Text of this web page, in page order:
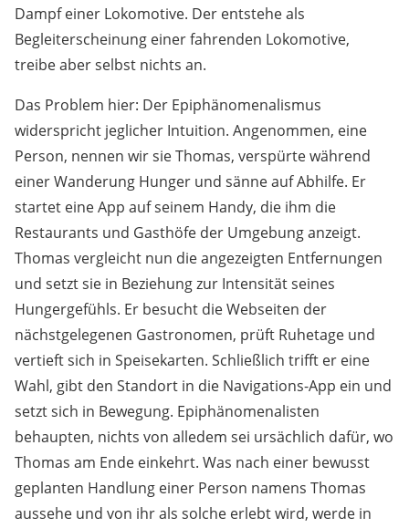
Dampf einer Lokomotive. Der entstehe als
Begleiterscheinung einer fahrenden Lokomotive,
treibe aber selbst nichts an.
Das Problem hier: Der Epiphänomenalismus
widerspricht jeglicher Intuition. Angenommen, eine
Person, nennen wir sie Thomas, verspürte während
einer Wanderung Hunger und sänne auf Abhilfe. Er
startet eine App auf seinem Handy, die ihm die
Restaurants und Gasthöfe der Umgebung anzeigt.
Thomas vergleicht nun die angezeigten Entfernungen
und setzt sie in Beziehung zur Intensität seines
Hungergefühls. Er besucht die Webseiten der
nächstgelegenen Gastronomen, prüft Ruhetage und
vertieft sich in Speisekarten. Schließlich trifft er eine
Wahl, gibt den Standort in die Navigations-App ein und
setzt sich in Bewegung. Epiphänomenalisten
behaupten, nichts von alledem sei ursächlich dafür, wo
Thomas am Ende einkehrt. Was nach einer bewusst
geplanten Handlung einer Person namens Thomas
aussehe und von ihr als solche erlebt wird, werde in